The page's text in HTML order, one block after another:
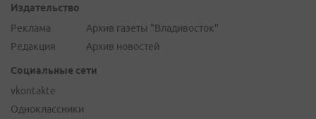
Издательство
Реклама
Редакция
Архив газеты "Владивосток"
Архив новостей
Социальные сети
vkontakte
Одноклассники